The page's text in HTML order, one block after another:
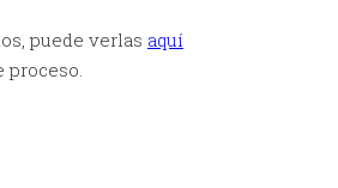
puede verlas aquí